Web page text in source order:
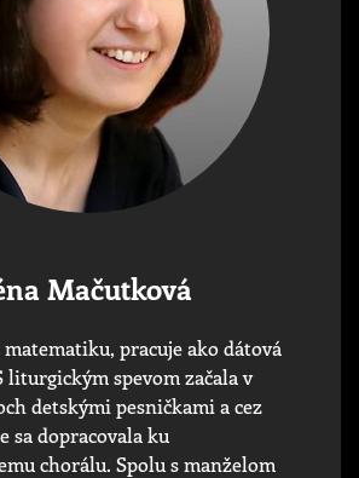
Mačutková
pracuje ako dátová
liturgickým spevom začala v
detskými pesničkami a cez
sa dopracovala ku
chorálu. Spolu s manželom